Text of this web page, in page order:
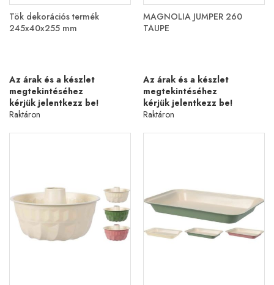
Tök dekorációs termék
245x40x255 mm
Az árak és a készlet
megtekintéséhez
kérjük jelentkezz be!
Raktáron
MAGNOLIA JUMPER 260
TAUPE
Az árak és a készlet
megtekintéséhez
kérjük jelentkezz be!
Raktáron